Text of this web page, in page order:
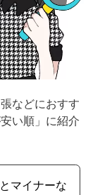
などにおすす
い順」に紹介
マイナーな